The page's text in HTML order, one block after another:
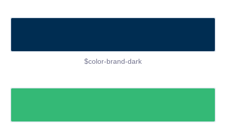
$color-brand-dark